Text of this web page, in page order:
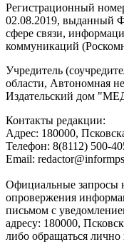
Регистрационный
02.08.2019, выданный
сфере связи,
коммуникаций
Учредитель
области, Автономная
Издательский дом
Контакты редакции:
Адреc: 180000,
Телефон: 8(8112) 500-
Email:
Официальные запросы
опровержения
письмом с
адресу: 180000,
либо обращаться лично